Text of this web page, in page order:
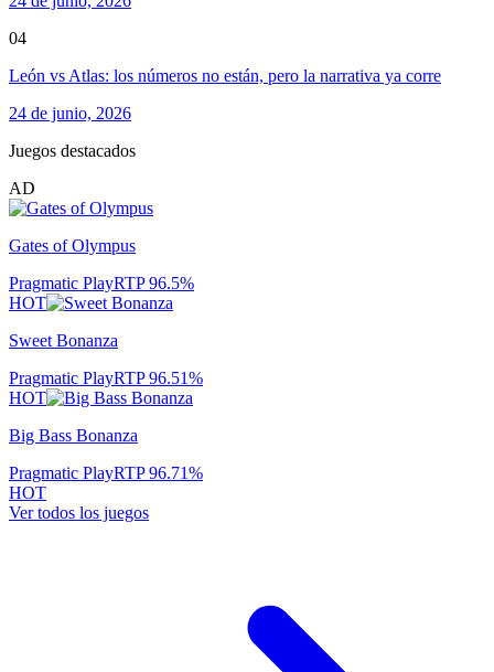
04
León vs Atlas: los números no están, pero la narrativa ya corre
24 de junio, 2026
Juegos destacados
AD
Gates of Olympus
Pragmatic PlayRTP96.5%
HOT
Sweet Bonanza
Pragmatic PlayRTP96.51%
HOT
Big Bass Bonanza
Pragmatic PlayRTP96.71%
HOT
Ver todos los juegos